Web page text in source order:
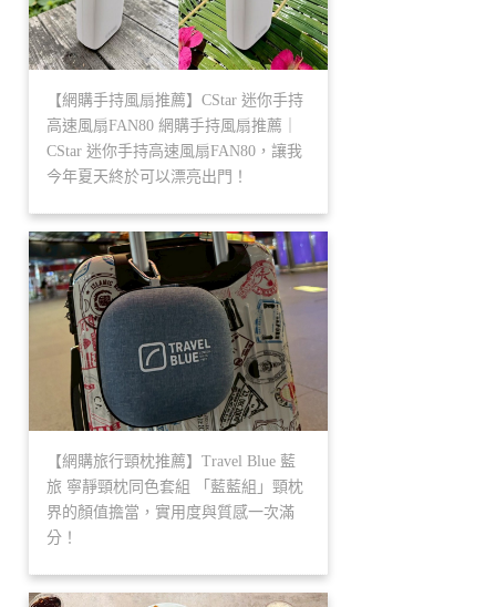
【網購手持風扇推薦】CStar 迷你手持
高速風扇FAN80 網購手持風扇推薦｜
CStar 迷你手持高速風扇FAN80，讓我
今年夏天終於可以漂亮出門！
【網購旅行頸枕推薦】Travel Blue 藍
旅 寧靜頸枕同色套組 「藍藍組」頸枕
界的顏值擔當，實用度與質感一次滿
分！